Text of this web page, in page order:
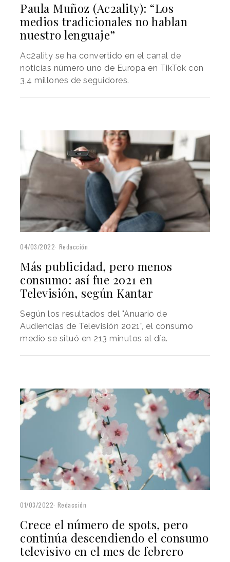
Paula Muñoz (Ac2ality): “Los
medios tradicionales no hablan
nuestro lenguaje”
Ac2ality se ha convertido en el canal de
noticias número uno de Europa en TikTok con
3,4 millones de seguidores.
04/03/2022 Redacción
Más publicidad, pero menos
consumo: así fue 2021 en
Televisión, según Kantar
Según los resultados del "Anuario de
Audiencias de Televisión 2021”, el consumo
medio se situó en 213 minutos al día.
01/03/2022 Redacción
Crece el número de spots, pero
continúa descendiendo el consumo
televisivo en el mes de febrero